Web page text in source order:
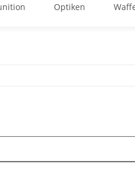
Optiken